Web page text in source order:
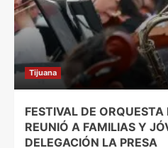
Tijuana
FESTIVAL DE
REUNIÓ A FAMILIAS Y
DELEGACIÓN LA PRESA